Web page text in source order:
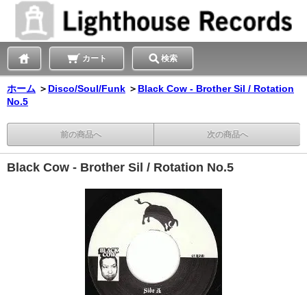
カート 検索
ホーム ＞ Disco/Soul/Funk ＞ Black Cow - Brother Sil / Rotation
No.5
前の商品へ 次の商品へ
Black Cow - Brother Sil / Rotation No.5